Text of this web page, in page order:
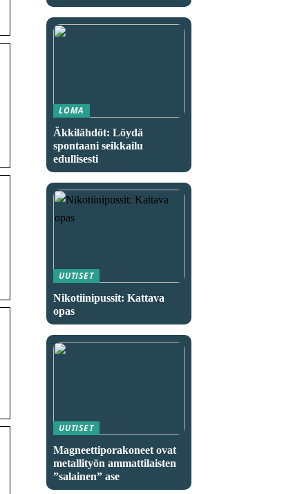
LOMA
Äkkilähdöt: Löydä
spontaani seikkailu
edullisesti
UUTISET
Nikotiinipussit: Kattava
opas
UUTISET
Magneettiporakoneet ovat
metallityön ammattilaisten
”salainen” ase